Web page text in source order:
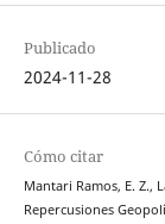
Publicado
2024-11-28
Cómo citar
Mantari Ramos, E. Z.,
Repercusiones